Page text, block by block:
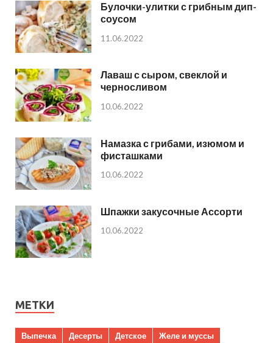
Булочки-улитки с грибным дип-
соусом
11.06.2022
Лаваш с сыром, свеклой и
черносливом
10.06.2022
Намазка с грибами, изюмом и
фисташками
10.06.2022
Шпажки закусочные Ассорти
10.06.2022
МЕТКИ
Выпечка Десерты Детское
Желе и муссы